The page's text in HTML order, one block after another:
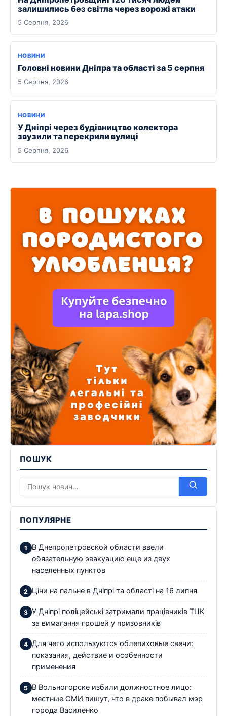
залишились без світла через ворожі атаки
5 Серпня, 2026
НОВИНИ
Головні новини Дніпра та області за 5 серпня
5 Серпня, 2026
НОВИНИ
У Дніпрі через будівництво колектора
звузили та перекрили вулиці
5 Серпня, 2026
ПОШУК
ПОПУЛЯРНЕ
В Днепропетровской области ввели
обязательную эвакуацию еще из двух
населенных пунктов
Ціни на пальне в Дніпрі та області на 16 липня
У Дніпрі поліцейські затримали працівників ТЦК
за вимагання грошей у призовників
Для чего используются облепиховые свечи:
показания, действие и особенности
применения
В Вольногорске избили должностное лицо:
местные СМИ пишут, что в драке побывал мэр
города Василенко